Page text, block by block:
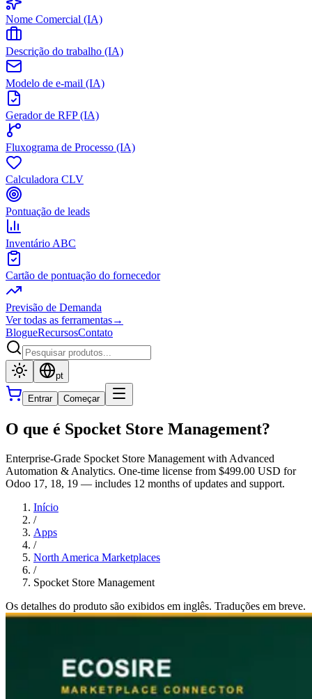
Nome Comercial (IA)
Descrição do trabalho (IA)
Modelo de e-mail (IA)
Gerador de RFP (IA)
Fluxograma de Processo (IA)
Calculadora CLV
Pontuação de leads
Inventário ABC
Cartão de pontuação do fornecedor
Previsão de Demanda
Ver todas as ferramentas→
BlogueRecursosContato
pt
Entrar Começar
O que é Spocket Store Management?
Enterprise-Grade Spocket Store Management with Advanced
Automation & Analytics. One-time license from $499.00 USD for
Odoo 17, 18, 19 — includes 12 months of updates and support.
Início
/
Apps
/
North America Marketplaces
/
Spocket Store Management
Os detalhes do produto são exibidos em inglês. Traduções em breve.